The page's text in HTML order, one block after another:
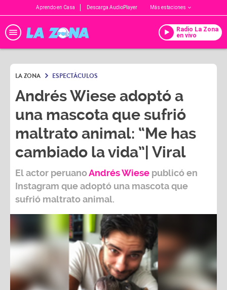
Aprendo en Casa Descarga AudioPlayer Más estaciones
Radio La Zona
en vivo
LA ZONA ESPECTÁCULOS
Andrés Wiese adoptó a
una mascota que sufrió
maltrato animal: “Me has
cambiado la vida”| Viral
El actor peruanoAndrés Wiese publicó en
Instagram que adoptó una mascota que
sufrió maltrato animal.